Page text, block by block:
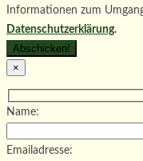
Informationen zum
Datenschutzerklärung.
×
Name:
Emailadresse: